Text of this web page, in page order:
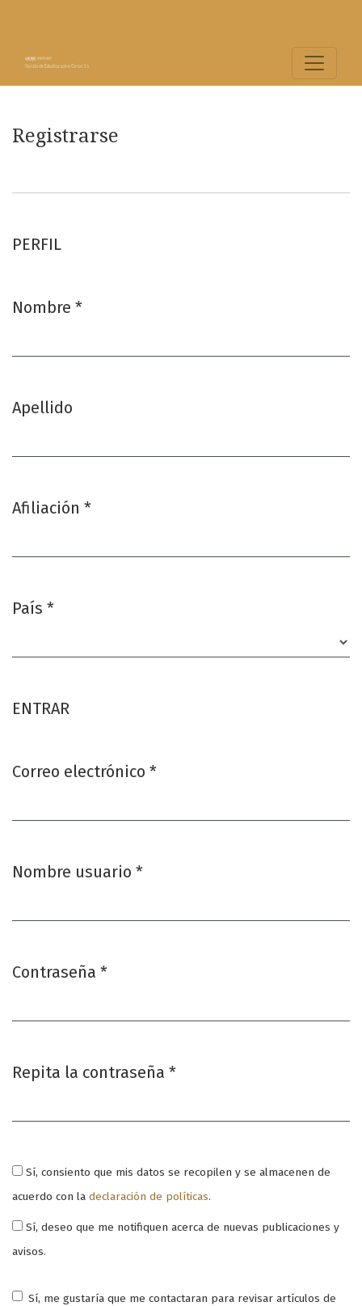
Registrarse
PERFIL
Nombre *
Apellido
Afiliación *
País *
ENTRAR
Correo electrónico *
Nombre usuario *
Contraseña *
Repita la contraseña *
acuerdo con la declaración de políticas.
avisos.
Sí, me gustaría que me contactaran para revisar artículos de